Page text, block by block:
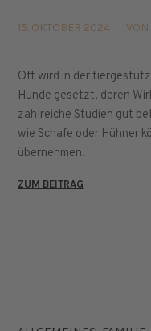
15. OKTOBER 2024 VON
Oft wird in der
Hunde gesetzt, deren
zahlreiche Studien gut
wie Schafe oder Hühner
übernehmen.
ZUM BEITRAG